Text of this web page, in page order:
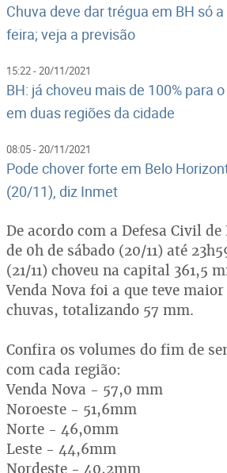
Chuva deve dar trégua em BH só
feira; veja a previsão
15:22 - 20/11/2021
BH: já choveu mais de 100% para
em duas regiões da cidade
08:05 - 20/11/2021
Pode chover forte em Belo
(20/11), diz Inmet
De acordo com a Defesa Civil
de 0h de sábado (20/11) até
(21/11) choveu na capital 361,5
Venda Nova foi a que teve
chuvas, totalizando 57 mm.
Confira os volumes do fim de
com cada região:
Venda Nova - 57,0 mm
Noroeste - 51,6mm
Norte - 46,0mm
Leste - 44,6mm
Nordeste - 40,2mm